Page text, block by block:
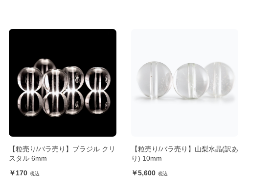
【粒売り/バラ売り】山梨水晶(訳あ
り) 10mm
5,600
【粒売り/バラ売り】ホワイトオニ
キス 8mm
140